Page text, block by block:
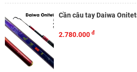
Cần câu tay Daiwa
2.780.000 đ